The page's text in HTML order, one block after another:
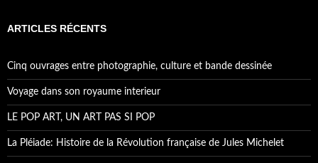
e
h
e
r
ARTICLES RÉCENTS
Cinq ouvrages entre photographie, culture et bande dessinée
Voyage dans son royaume interieur
LE POP ART, UN ART PAS SI POP
La Pléiade: Histoire de la Révolution française de Jules Michelet